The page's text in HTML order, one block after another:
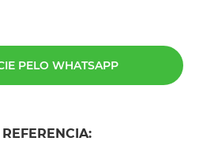
PELO WHATSAPP